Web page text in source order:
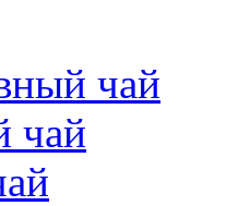
чай
чай